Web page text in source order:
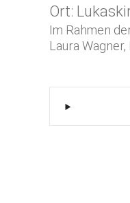
Ort:
Im Rahmen
Laura